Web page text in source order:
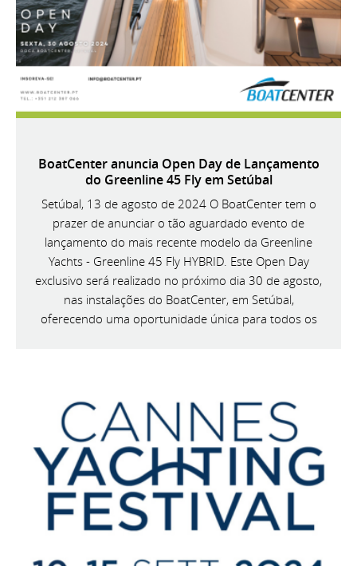
BoatCenter anuncia Open Day de Lançamento
do Greenline 45 Fly em Setúbal
Setúbal, 13 de agosto de 2024 O BoatCenter tem o
prazer de anunciar o tão aguardado evento de
lançamento do mais recente modelo da Greenline
Yachts - Greenline 45 Fly HYBRID. Este Open Day
exclusivo será realizado no próximo dia 30 de agosto,
nas instalações do BoatCenter, em Setúbal,
oferecendo uma oportunidade única para todos os